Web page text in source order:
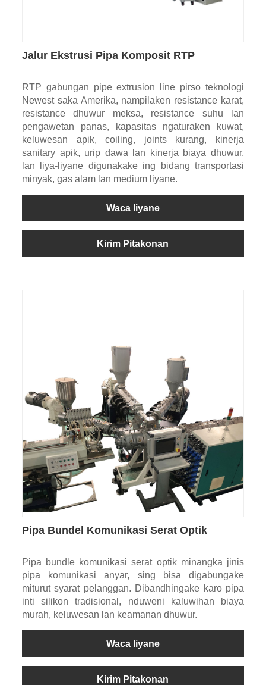
Jalur Ekstrusi Pipa Komposit RTP
RTP gabungan pipe extrusion line pirso teknologi
Newest saka Amerika, nampilaken resistance karat,
resistance dhuwur meksa, resistance suhu lan
pengawetan panas, kapasitas ngaturaken kuwat,
keluwesan apik, coiling, joints kurang, kinerja
sanitary apik, urip dawa lan kinerja biaya dhuwur,
lan liya-liyane digunakake ing bidang transportasi
minyak, gas alam lan medium liyane.
Waca liyane
Kirim Pitakonan
Pipa Bundel Komunikasi Serat Optik
Pipa bundle komunikasi serat optik minangka jinis
pipa komunikasi anyar, sing bisa digabungake
miturut syarat pelanggan. Dibandhingake karo pipa
inti silikon tradisional, nduweni kaluwihan biaya
murah, keluwesan lan keamanan dhuwur.
Waca liyane
Kirim Pitakonan